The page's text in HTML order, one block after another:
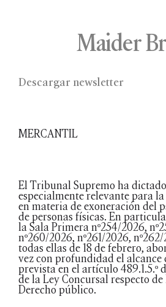
Maider
Descargar newsletter
MERCANTIL
El Tribunal Supremo ha
especialmente relevante para
en materia de exoneración del
de personas físicas. En
la Sala Primera nº254/2026,
nº260/2026, nº261/2026,
todas ellas de 18 de febrero,
vez con profundidad el
prevista en el artículo 489.1.5.º
de la Ley Concursal respecto
Derecho público.